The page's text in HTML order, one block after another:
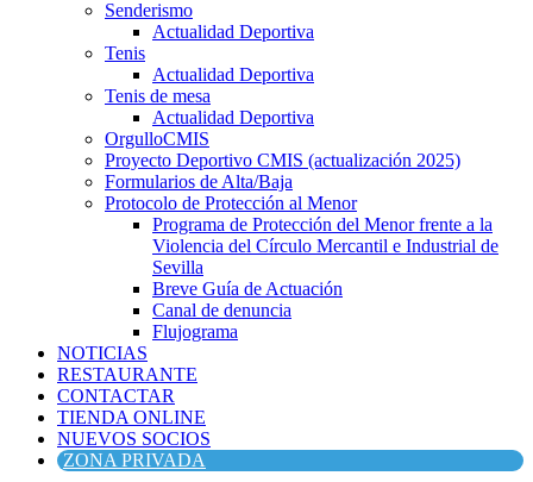
Senderismo
Actualidad Deportiva
Tenis
Actualidad Deportiva
Tenis de mesa
Actualidad Deportiva
OrgulloCMIS
Proyecto Deportivo CMIS (actualización 2025)
Formularios de Alta/Baja
Protocolo de Protección al Menor
Programa de Protección del Menor frente a la
Violencia del Círculo Mercantil e Industrial de
Sevilla
Breve Guía de Actuación
Canal de denuncia
Flujograma
NOTICIAS
RESTAURANTE
CONTACTAR
TIENDA ONLINE
NUEVOS SOCIOS
ZONA PRIVADA